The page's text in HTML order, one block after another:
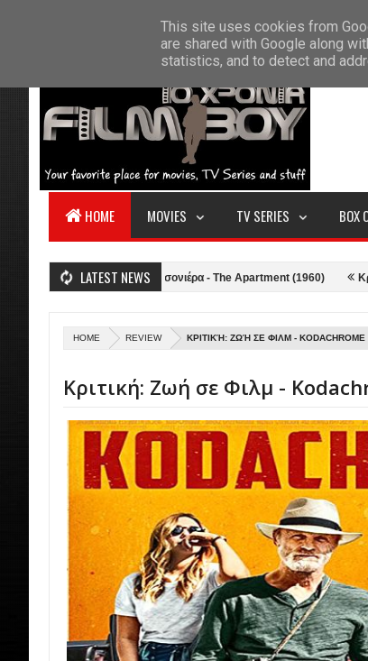
HOME ABOUT US CONTACT
HOME MOVIES TV SERIES BOX
LATEST NEWS
Κριτική: Η Γκαρσονιέρα - The Apartment (1960) Κριτική: Top
HOME REVIEW ΚΡΙΤΙΚΉ: ΖΩΉ ΣΕ ΦΙΛΜ - KODACHROME
Κριτική: Ζωή σε Φιλμ -
This site uses cookies from
are shared with Google along
statistics, and to detect and